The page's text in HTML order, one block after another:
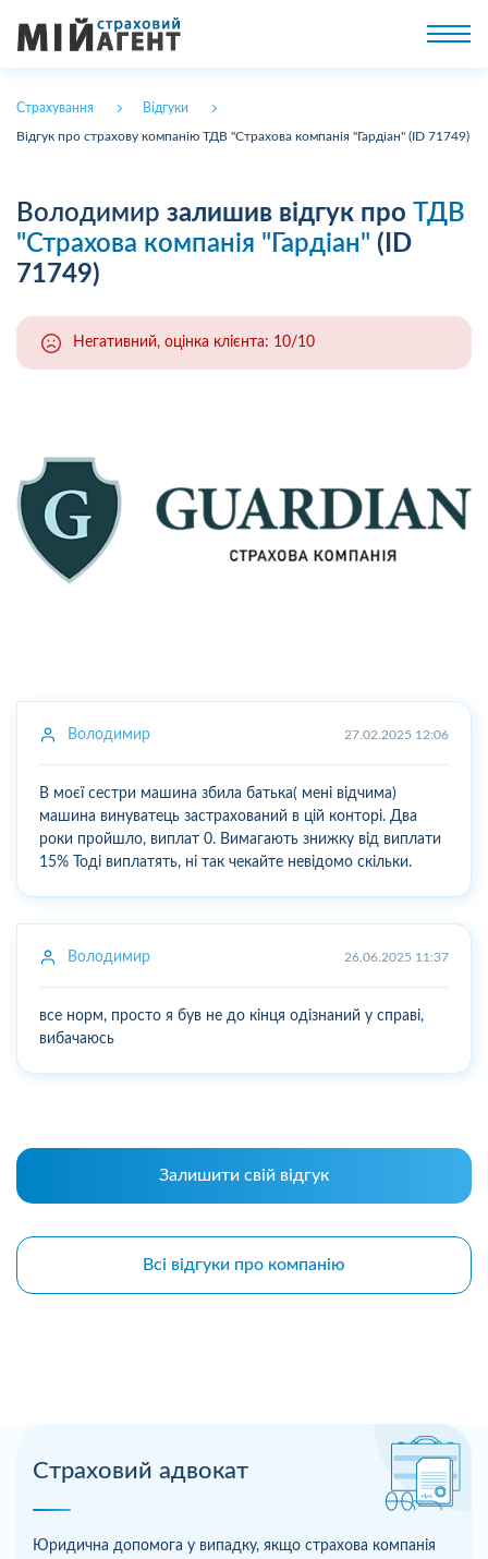
Страхування Відгуки
Відгук про страхову компанію ТДВ "Страхова компанія "Гардіан" (ID 71749)
Страховий адвокат
Юридична допомога у випадку, якщо страхова компанія
Володимир залишив відгук про
ТДВ
"Страхова компанія "Гардіан" (ID
71749)
Негативний, оцінка клієнта: 10/10
Володимир 27.02.2025 12:06
В моєї сестри машина збила батька( мені відчима)
машина винуватець застрахований в цій конторі. Два
роки пройшло, виплат 0. Вимагають знижку від виплати
15% Тоді виплатять, ні так чекайте невідомо скільки.
Володимир 26.06.2025 11:37
все норм, просто я був не до кінця одізнаний у справі,
вибачаюсь
Залишити свій відгук
Всі відгуки про компанію